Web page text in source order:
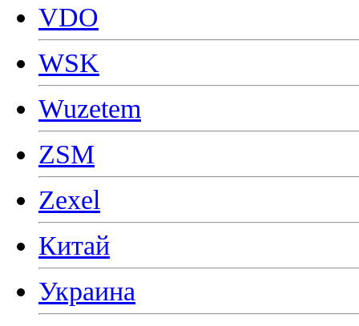
VDO
WSK
Wuzetem
ZSM
Zexel
Китай
Украина